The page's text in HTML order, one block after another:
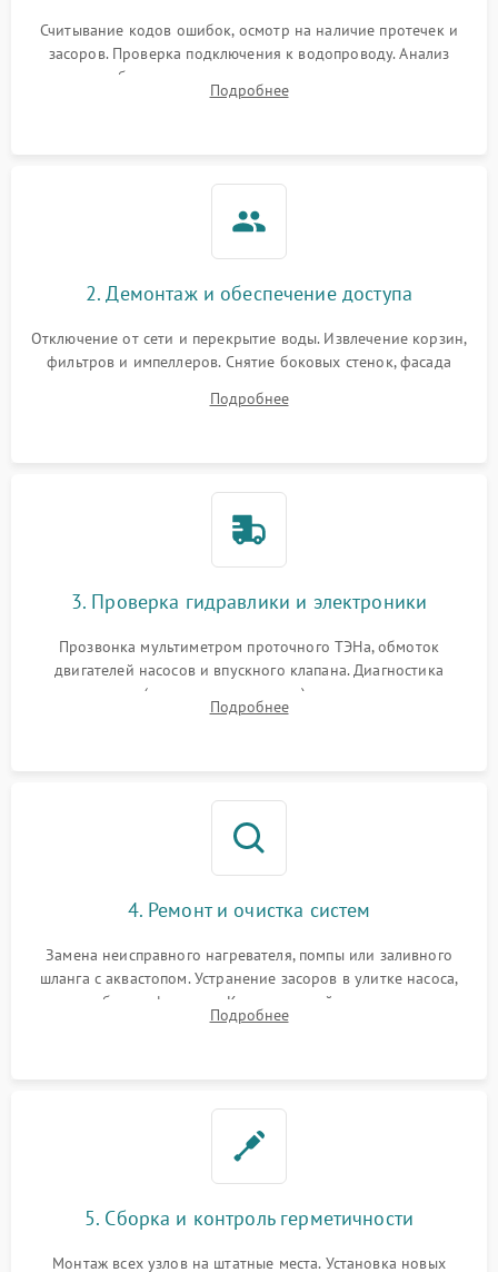
Считывание кодов ошибок, осмотр на наличие протечек и
засоров. Проверка подключения к водопроводу. Анализ
жалоб на отсутствие слива, нагрева, вращения
разбрызгивателей или срабатывание системы защиты
Подробнее
2. Демонтаж и обеспечение доступа
Отключение от сети и перекрытие воды. Извлечение корзин,
фильтров и импеллеров. Снятие боковых стенок, фасада
циркуляционному насосу, ТЭНу и сливной помпе.
Подробнее
3. Проверка гидравлики и электроники
Прозвонка мультиметром проточного ТЭНа, обмоток
двигателей насосов и впускного клапана. Диагностика
прессостата (датчика уровня воды), датчика мутности,
концевика дверцы и электронного модуля управления.
Подробнее
4. Ремонт и очистка систем
Замена неисправного нагревателя, помпы или заливного
шланга с аквастопом. Устранение засоров в улитке насоса,
патрубках и фильтрах. Компонентный ремонт платы
управления, восстановление поврежденной проводки.
Подробнее
5. Сборка и контроль герметичности
Монтаж всех узлов на штатные места. Установка новых